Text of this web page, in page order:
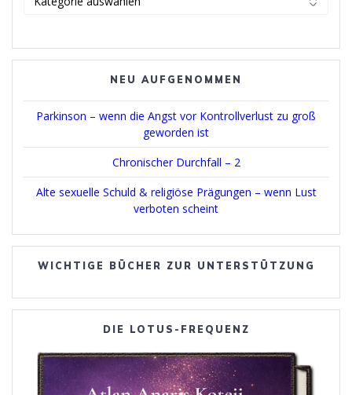
NEU AUFGENOMMEN
Parkinson – wenn die Angst vor Kontrollverlust zu groß
geworden ist
Chronischer Durchfall – 2
Alte sexuelle Schuld & religiöse Prägungen – wenn Lust
verboten scheint
WICHTIGE BÜCHER ZUR UNTERSTÜTZUNG
DIE LOTUS-FREQUENZ